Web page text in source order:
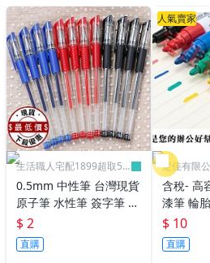
生活職人宅配1899超取59
0.5mm 中性筆 台灣現貨
原子筆 水性筆 簽字筆 原
珠筆 鋼珠筆 批發 文具
學生 辦公用品 生活職人
【B072】
$ 2
直購
人氣賣家
定佳有限
含稅- 高
漆筆 輪
補漆 12
$ 10
直購